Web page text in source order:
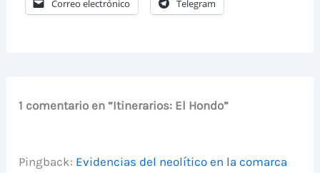
Correo electrónico Telegram
1 comentario en “Itinerarios: El Hondo”
Pingback: Evidencias del neolítico en la comarca